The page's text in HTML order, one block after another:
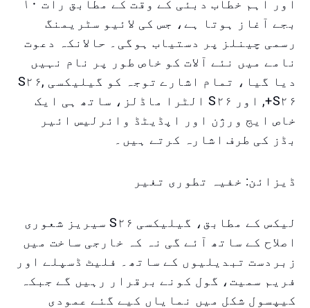
اور اہم خطاب دبئی کے وقت کے مطابق رات ۱۰
بجے آغاز ہوتا ہے، جس کی لائیو سٹریمنگ
رسمی چینلز پر دستیاب ہوگی۔ حالانکہ دعوت
نامے میں نئے آلات کو خاص طور پر نام نہیں
دیا گیا، تمام اشارے توجہ کو گیلیکسی S۲۶,
S۲۶+, اور S۲۶ الٹرا ماڈلز، ساتھ ہی ایک
خاص ایج ورژن اور اپڈیٹڈ وائرلیس ائیر
بڈز کی طرف اشارہ کرتے ہیں۔
ڈیزائن: خفیہ تطوری تغیر
لیکس کے مطابق، گیلیکسی S۲۶ سیریز شعوری
اصلاح کے ساتھ آئے گی نہ کہ خارجی ساخت میں
زبردست تبدیلیوں کے ساتھ۔ فلیٹ ڈسپلے اور
فریم سمیت، گول کونے برقرار رہیں گے جبکہ
کیپسول شکل میں نمایاں کیے گئے عمودی